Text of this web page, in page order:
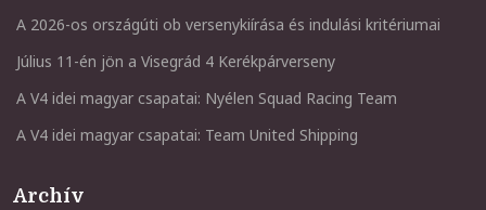
A 2026-os országúti ob versenykiírása és indulási kritériumai
Július 11-én jön a Visegrád 4 Kerékpárverseny
A V4 idei magyar csapatai: Nyélen Squad Racing Team
A V4 idei magyar csapatai: Team United Shipping
Archív